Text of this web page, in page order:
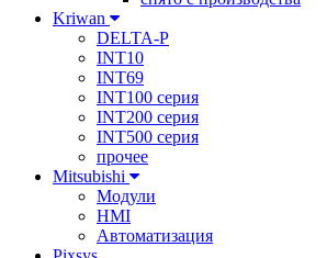
Kriwan
DELTA-P
INT10
INT69
INT100 серия
INT200 серия
INT500 серия
прочее
Mitsubishi
Модули
HMI
Автоматизация